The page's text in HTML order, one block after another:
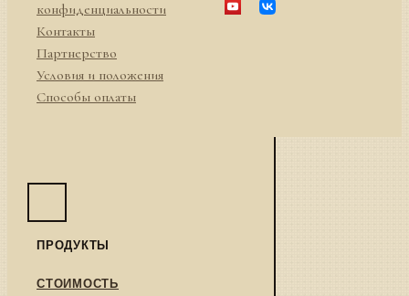
конфиденциальности
Контакты
Партнерство
Условия и положения
Способы оплаты
ПРОДУКТЫ
СТОИМОСТЬ